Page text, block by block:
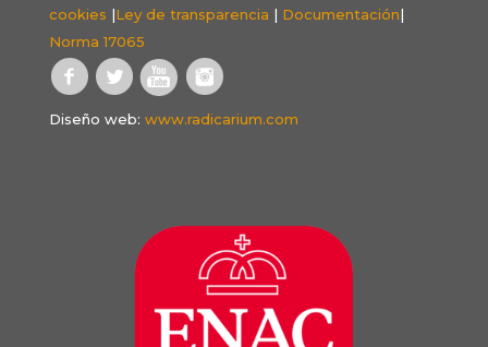
cookies |Ley de transparencia | Documentación|
Norma 17065
Diseño web: www.radicarium.com